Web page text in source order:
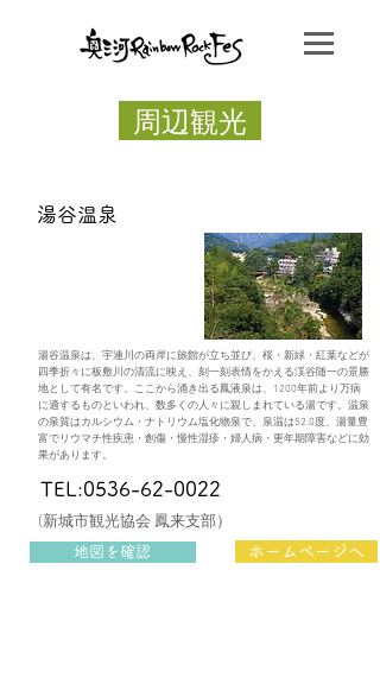
周辺観光
地図を確認
湯谷温泉は、宇連川の両岸に旅館が立ち並び、桜・新緑・紅葉などが
四季折々に板敷川の清流に映え、刻一刻表情をかえる渓谷随一の景勝
地として有名です。ここから涌き出る鳳液泉は、1200年前より万病
に適するものといわれ、数多くの人々に親しまれている湯です。温泉
の泉質はカルシウム・ナトリウム塩化物泉で、泉温は52.0度、湯量豊
富でリウマチ性疾患・創傷・慢性湿疹・婦人病・更年期障害などに効
果があります。
​湯谷温泉
TEL:0536-62-0022
(新城市観光協会 鳳来支部）
ホームページへ